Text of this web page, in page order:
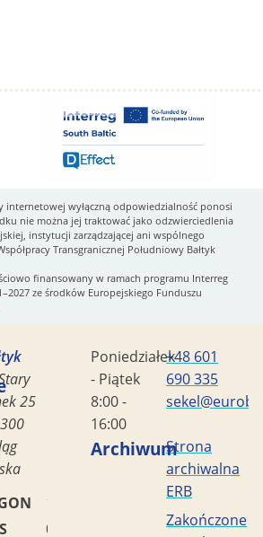
internetowej wyłączną odpowiedzialność ponosi
nie można jej traktować jako odzwierciedlenia
instytucji zarządzającej ani wspólnego
Transgranicznej Południowy Bałtyk
finansowany w ramach programu Interreg
ze środków Europejskiego Funduszu
25
170419477
0000042453
Poniedziałek
- Piątek
8:00 -
16:00
+48 601
690 335
ArchiwumStrona
archiwalna
ERB
Zakończone